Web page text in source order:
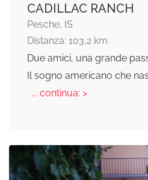
CADILLAC RANCH
Pesche, IS
Distanza: 103,2 km
Due amici, una grande
Il sogno americano che
... continua: >